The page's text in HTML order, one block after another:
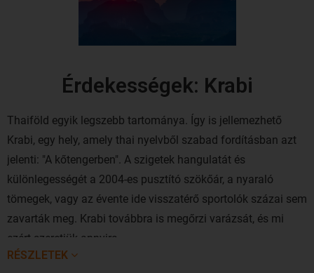
Érdekességek: Krabi
Thaiföld egyik legszebb tartománya. Így is jellemezhető
Krabi, egy hely, amely thai nyelvből szabad fordításban azt
jelenti: "A kőtengerben". A szigetek hangulatát és
különlegességét a 2004-es pusztító szökőár, a nyaraló
tömegek, vagy az évente ide visszatérő sportolók százai sem
zavarták meg. Krabi továbbra is megőrzi varázsát, és mi
ezért szeretjük annyira.
RÉSZLETEK